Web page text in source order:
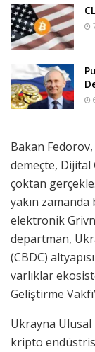
Bakan
demeçte,
çoktan
yakın
elektronik
departman,
(CBDC)
varlıklar
Geliştirme
Ukrayna Ulusal
kripto